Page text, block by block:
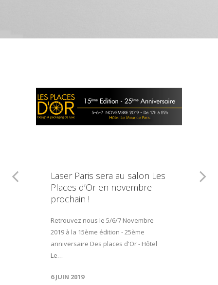
Laser Paris sera au salon Les
Places d’Or en novembre
prochain !
Retrouvez nous le 5/6/7 Novembre
2019 à la 15ème édition - 25ème
anniversaire Des places d'Or - Hôtel
Le…
6 JUIN 2019